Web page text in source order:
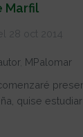
Marfil
28 oct 2014
, MPalomar
quise